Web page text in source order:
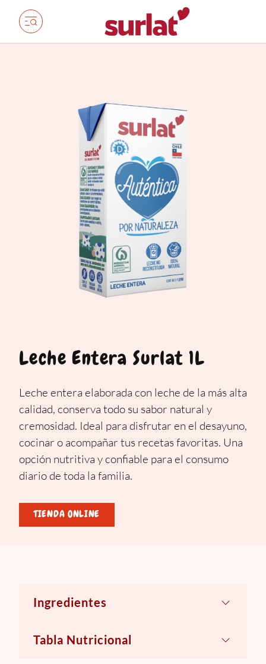
Leche Entera Surlat 1L
Leche entera elaborada con leche de la más alta
calidad, conserva todo su sabor natural y
cremosidad. Ideal para disfrutar en el desayuno,
cocinar o acompañar tus recetas favoritas. Una
opción nutritiva y confiable para el consumo
diario de toda la familia.
TIENDA ONLINE
Ingredientes
Lactasa, vitaminas A, D y E.
Tabla Nutricional